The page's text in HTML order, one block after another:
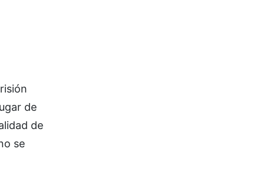
de
de
se